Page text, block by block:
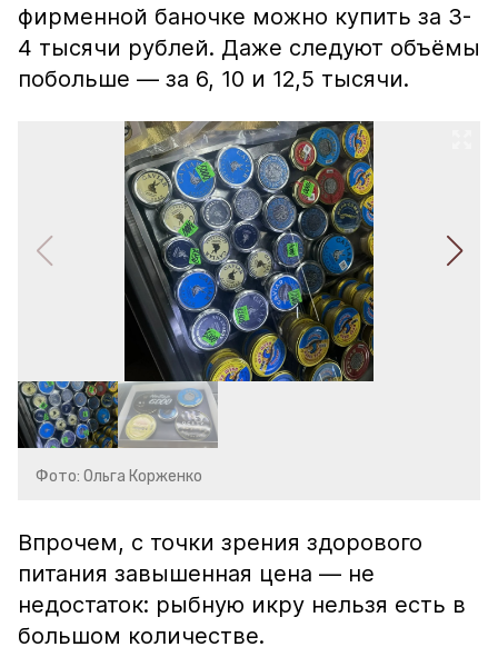
фирменной баночке можно купить за 3-
4 тысячи рублей. Даже следуют объёмы
побольше — за 6, 10 и 12,5 тысячи.
Фото: Ольга Корженко
Впрочем, с точки зрения здорового
питания завышенная цена — не
недостаток: рыбную икру нельзя есть в
большом количестве.